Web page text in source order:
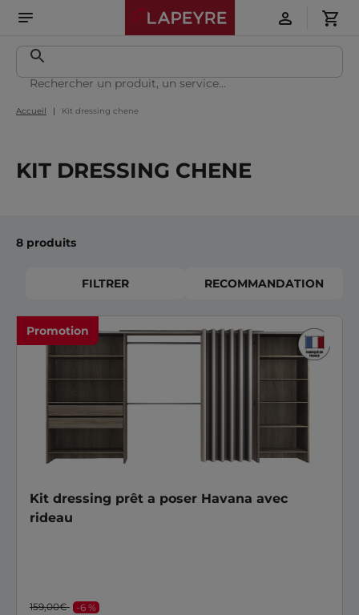
Accueil Kit dressing chene
KIT DRESSING CHENE
8 produits
FILTRER RECOMMANDATION
Promotion
Kit dressing prêt a poser Havana avec
rideau
159,00€ -6 %